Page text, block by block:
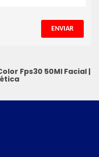
ENVIAR
Fps30 50Ml Facial |